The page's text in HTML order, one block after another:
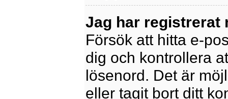
Jag har registrerat
Försök att hitta e-
dig och kontrollera
lösenord. Det är
eller tagit bort ditt